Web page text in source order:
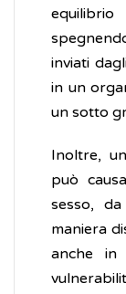
inviati
in un
un sotto
Inoltre,
può
sesso,
maniera
anche in